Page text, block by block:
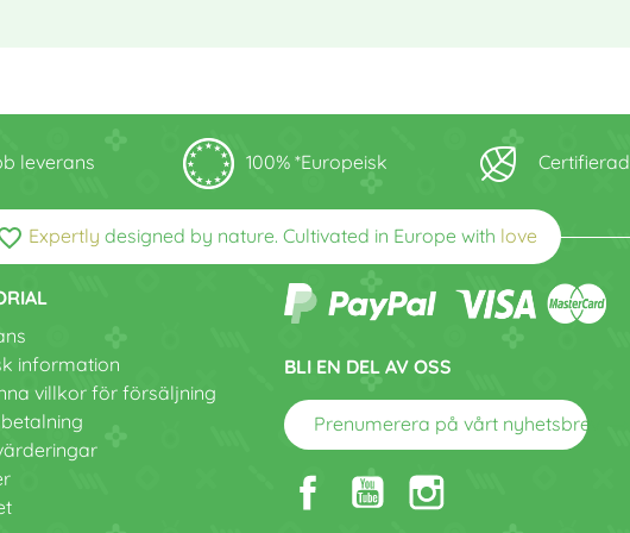
leverans 100% *Europeisk Certifierad
Expertly designed by nature. Cultivated in Europe with love
information
villkor för försäljning
BLI EN DEL AV OSS
Prenumerera på vårt nyhetsbrev